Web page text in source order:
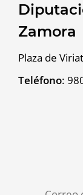
Zamora
Plaza de
Teléfono: